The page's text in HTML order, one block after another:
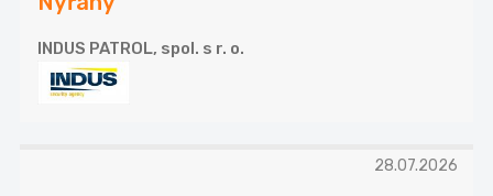
INDUS PATROL, spol. s r. o.
28.07.2026